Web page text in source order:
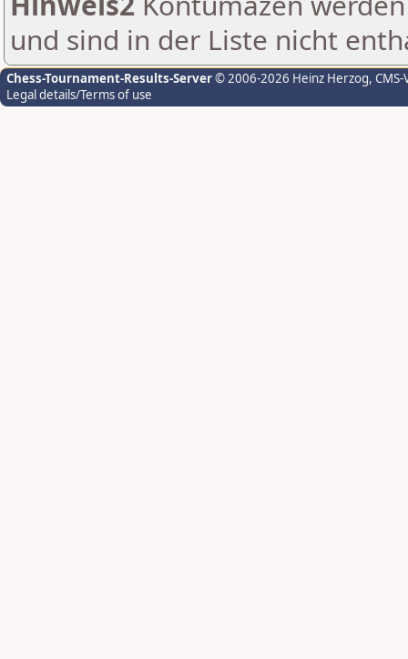
und sind in der Liste nicht
Chess-Tournament-Results-Server© 2006-2026 Heinz Herzog,
Legal details/Terms of use